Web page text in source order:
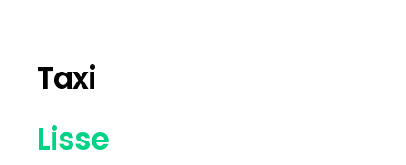
Taxi
Lisse